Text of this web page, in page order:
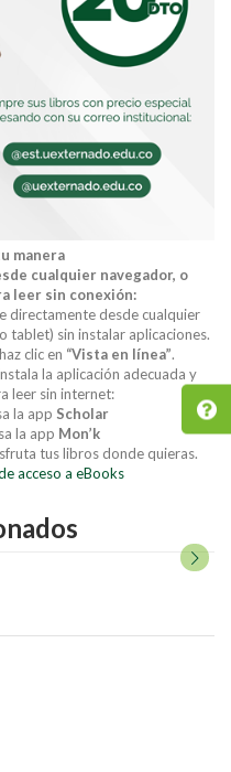
manera
cualquier navegador, o
leer sin conexión:
directamente desde cualquier
tablet) sin instalar aplicaciones.
clic en “Vista en línea”.
la aplicación adecuada y
leer sin internet:
la app Scholar
la app Mon’k
tus libros donde quieras.
acceso a eBooks